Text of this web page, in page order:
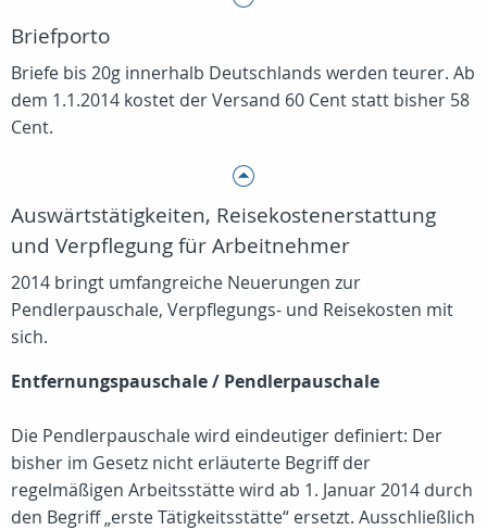
Briefporto
Briefe bis 20g innerhalb Deutschlands werden teurer. Ab
dem 1.1.2014 kostet der Versand 60 Cent statt bisher 58
Cent.
Auswärtstätigkeiten, Reisekostenerstattung
und Verpflegung für Arbeitnehmer
2014 bringt umfangreiche Neuerungen zur
Pendlerpauschale, Verpflegungs- und Reisekosten mit
sich.
Entfernungspauschale / Pendlerpauschale
Die Pendlerpauschale wird eindeutiger definiert: Der
bisher im Gesetz nicht erläuterte Begriff der
regelmäßigen Arbeitsstätte wird ab 1. Januar 2014 durch
den Begriff „erste Tätigkeitsstätte“ ersetzt. Ausschließlich